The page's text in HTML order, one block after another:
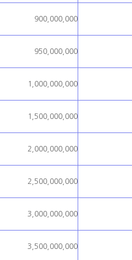
900,000,000
950,000,000
1,000,000,000
1,500,000,000
2,000,000,000
2,500,000,000
3,000,000,000
3,500,000,000